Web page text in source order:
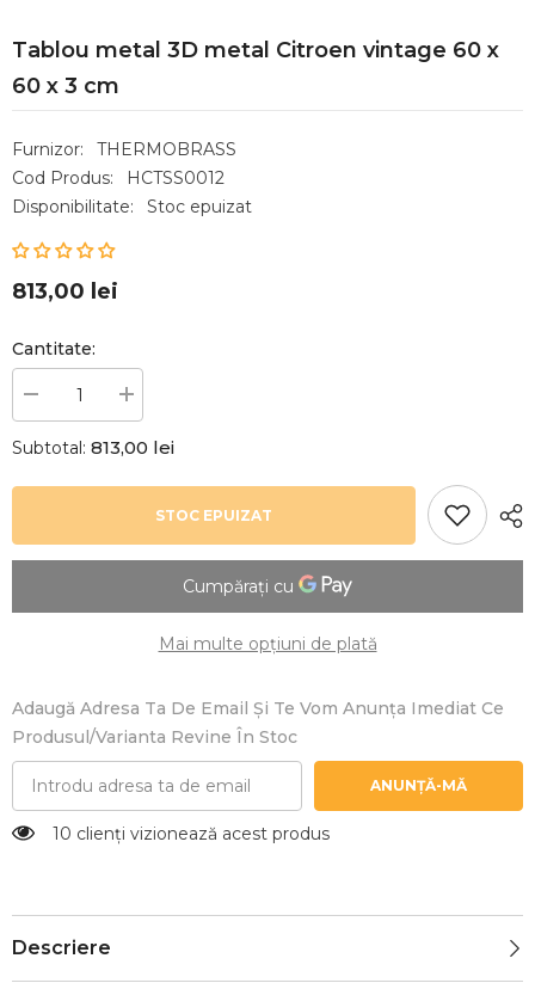
Tablou metal 3D metal Citroen vintage 60 x
60 x 3 cm
Furnizor:
THERMOBRASS
Cod Produs:
HCTSS0012
Disponibilitate:
Stoc epuizat
813,00 lei
Cantitate:
Reduceți
cantitatea
pentru
Tablou
3D
vintage
60
x
Creșteți
cantitatea
pentru
Tablou
3D
metal
vintage
60
x
Subtotal: 813,00 lei
STOC EPUIZAT
Mai multe opțiuni de plată
Adaugă Adresa Ta De Email Și Te Vom Anunța Imediat Ce
Produsul/varianta Revine În Stoc
ANUNȚĂ-MĂ
7 clienți vizionează acest produs
Descriere